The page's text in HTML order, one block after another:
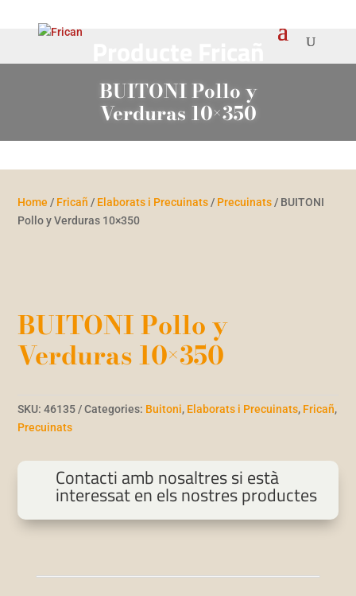
BUITONI Pollo y
Verduras 10×350
Home / Fricañ / Elaborats i Precuinats / Precuinats / BUITONI
Pollo y Verduras 10×350
BUITONI Pollo y
Verduras 10×350
SKU:46135 Categories: Buitoni, Elaborats i Precuinats, Fricañ,
Precuinats
Contacti amb nosaltres si està
interessat en els nostres productes